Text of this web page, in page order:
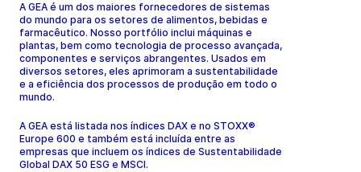
A GEA é um dos maiores fornecedores de sistemas
do mundo para os setores de alimentos, bebidas e
farmacêutico. Nosso portfólio inclui máquinas e
plantas, bem como tecnologia de processo avançada,
componentes e serviços abrangentes. Usados em
diversos setores, eles aprimoram a sustentabilidade
e a eficiência dos processos de produção em todo o
mundo.
A GEA está listada nos índices DAX e no STOXX®
Europe 600 e também está incluída entre as
empresas que incluem os índices de Sustentabilidade
Global DAX 50 ESG e MSCI.